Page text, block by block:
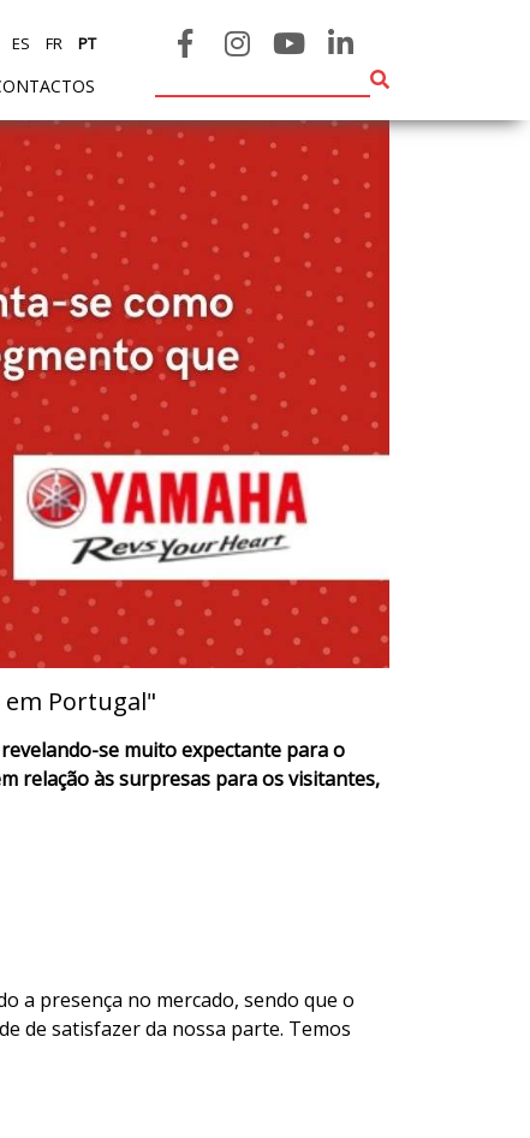
ES FR PT
em Portugal"
se muito expectante para o
relação às surpresas para os visitantes,
a presença no mercado, sendo que o
de satisfazer da nossa parte. Temos